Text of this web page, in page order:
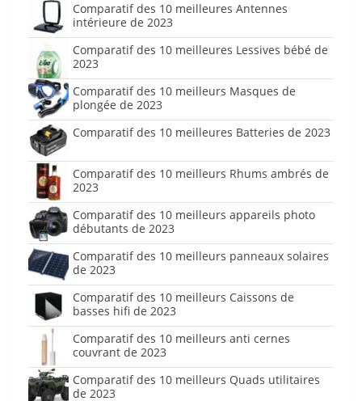
Comparatif des 10 meilleures Antennes
intérieure de 2023
Comparatif des 10 meilleures Lessives bébé de
2023
Comparatif des 10 meilleurs Masques de
plongée de 2023
Comparatif des 10 meilleures Batteries de 2023
Comparatif des 10 meilleurs Rhums ambrés de
2023
Comparatif des 10 meilleurs appareils photo
débutants de 2023
Comparatif des 10 meilleurs panneaux solaires
de 2023
Comparatif des 10 meilleurs Caissons de
basses hifi de 2023
Comparatif des 10 meilleurs anti cernes
couvrant de 2023
Comparatif des 10 meilleurs Quads utilitaires
de 2023